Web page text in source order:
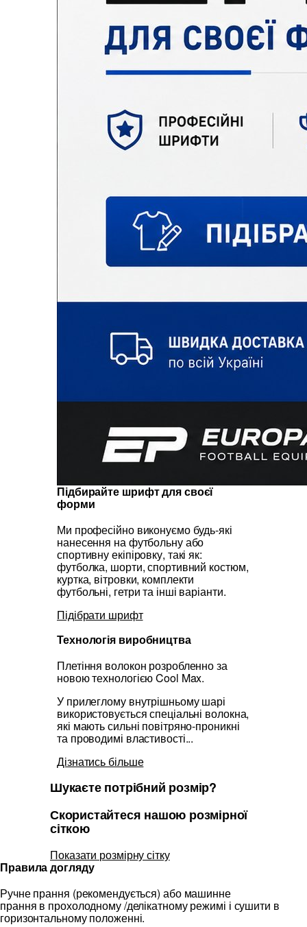
Підбирайте шрифт для своєї
форми
Ми професійно виконуємо будь-які
нанесення на футбольну або
спортивну екіпіровку, такі як:
футболка, шорти, спортивний костюм,
куртка, вітровки, комплекти
футбольні, гетри та інші варіанти.
Підібрати шрифт
Технологія виробництва
Плетіння волокон розробленно за
новою технологією Cool Max.
У прилеглому внутрішньому шарі
використовується спеціальні волокна,
які мають сильні повітряно-проникні
та проводимі властивості...
Дізнатись більше
Шукаєте потрібний розмір?
Скористайтеся нашою розмірної
сіткою
Показати розмірну сітку
Правила догляду
Ручне прання (рекомендується) або машинне
прання в прохолодному /делікатному режимі і сушити в
горизонтальному положенні.